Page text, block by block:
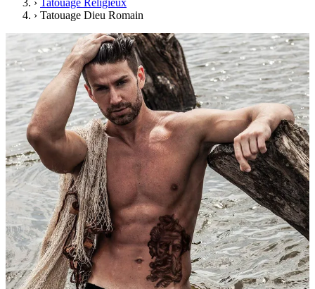
› Tatouage Religieux
› Tatouage Dieu Romain